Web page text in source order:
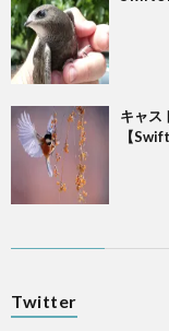
キャス
【Swift
Twitter